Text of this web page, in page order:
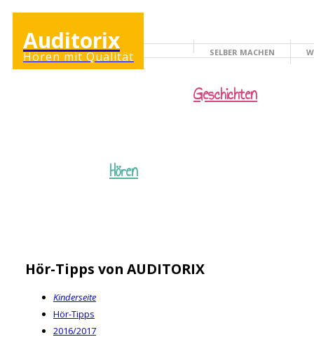
Auditorix
Hören mit Qualität KINDERSEITE
SELBER MACHEN
Hören
Geschichten
Hör-Tipps von AUDITORIX
Kinderseite
Hör-Tipps
2016/2017